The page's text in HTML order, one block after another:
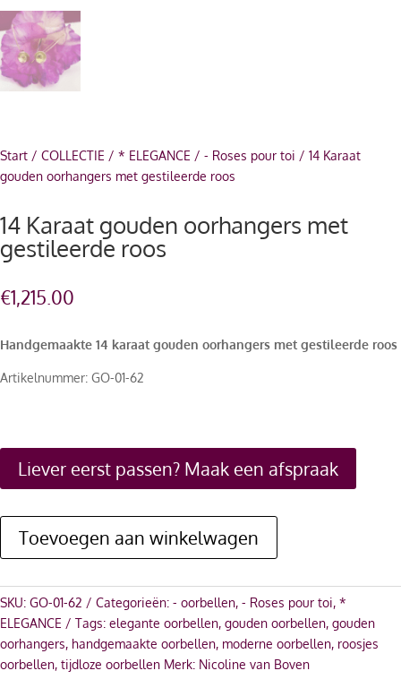
Start / COLLECTIE / * ELEGANCE / - Roses pour toi / 14 Karaat
gouden oorhangers met gestileerde roos
14 Karaat gouden oorhangers met
gestileerde roos
€1,215.00
Handgemaakte 14 karaat gouden oorhangers met gestileerde roos
Artikelnummer: GO-01-62
Liever eerst passen? Maak een afspraak
Toevoegen aan winkelwagen
SKU: GO-01-62 Categorieën: - oorbellen, - Roses pour toi, *
ELEGANCE
Tags: elegante oorbellen, gouden oorbellen, gouden
oorhangers, handgemaakte oorbellen, moderne oorbellen, roosjes
oorbellen, tijdloze oorbellen Merk: Nicoline van Boven